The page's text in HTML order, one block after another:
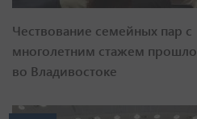
Чествование семейных пар с
многолетним стажем прошло
во Владивостоке